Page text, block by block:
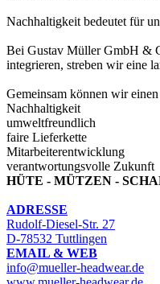
Nachhaltigkeit bedeutet für
Bei Gustav Müller GmbH &
integrieren, streben wir eine
Gemeinsam können wir
Nachhaltigkeit
umweltfreundlich
faire Lieferkette
Mitarbeiterentwicklung
verantwortungsvolle Zukunft
HÜTE - MÜTZEN -
ADRESSE
Rudolf-Diesel-Str. 27
D-78532 Tuttlingen
EMAIL & WEB
info@mueller-headwear.de